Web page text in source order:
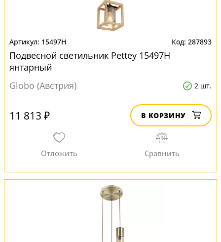
15497H 287893
Подвесной светильник Pettey 15497H
янтарный
Globo (Австрия)
2 шт.
11 813 ₽ В КОРЗИНУ